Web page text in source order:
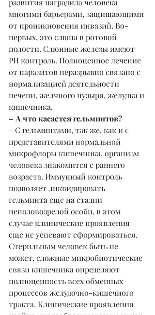
развития наградила человека
многими барьерами, защищающими
от проникновения инвазий. Во-
первых, это слюна в ротовой
полости. Слюнные железы имеют
РН контроль. Полноценное лечение
от паразитов неразрывно связано с
нормализацией деятельности
печени, желчного пузыря, желудка и
кишечника.
– А что касается гельминтов?
– С гельминтами, так же, как и с
представителями нормальной
микрофлоры кишечника, организм
человека знакомится с раннего
возраста. Иммунный контроль
позволяет ликвидировать
гельминта еще на стадии
неполовозрелой особи, в этом
случае клинические проявления
еще не успевают сформироваться.
Стерильным человек быть не
может, сложные микробиотические
связи кишечника определяют
полноценность всех обменных
процессов желудочно-кишечного
тракта. Клинические проявления